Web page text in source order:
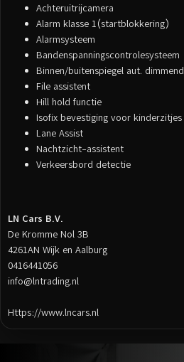
Achteruitrijcamera
Alarm klasse 1(startblokkering)
Alarmsysteem
Bandenspanningscontrolesysteem
Binnen/buitenspiegel aut. dimmend
File assistent
Hill hold functie
Isofix bevestiging voor kinderzitjes
Lane Assist
Nachtzicht-assistent
Verkeersbord detectie
LN Cars B.V.
De Kromme Nol 3B
4261AN Wijk en Aalburg
0416441056
info@lntrading.nl
Https://www.lncars.nl